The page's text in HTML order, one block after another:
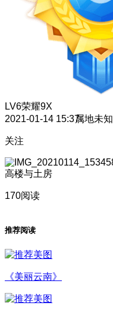
LV6荣耀9X
2021-01-14 15:37属地未知
关注
高楼与土房
170阅读
推荐阅读
《美丽云南》